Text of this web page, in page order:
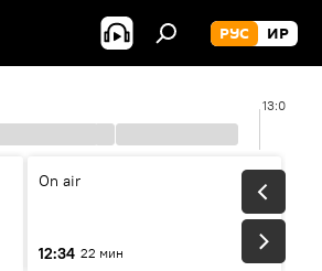
РУС ИР
13:00
On air
12:34 22 мин